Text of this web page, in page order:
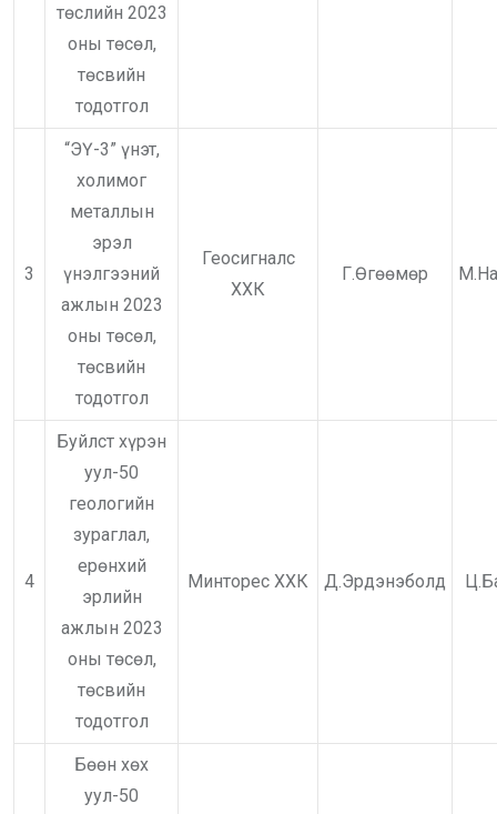
төслийн 2023
оны төсөл,
төсвийн
тодотгол
3
“ЭҮ-3” үнэт,
холимог
металлын
эрэл
үнэлгээний
ажлын 2023
оны төсөл,
төсвийн
тодотгол
Геосигналс
ХХК
Г.Өгөөмөр
4
Буйлст хүрэн
уул-50
геологийн
зураглал,
ерөнхий
эрлийн
ажлын 2023
оны төсөл,
төсвийн
тодотгол
Минторес ХХК Д.Эрдэнэболд
Бөөн хөх
уул-50